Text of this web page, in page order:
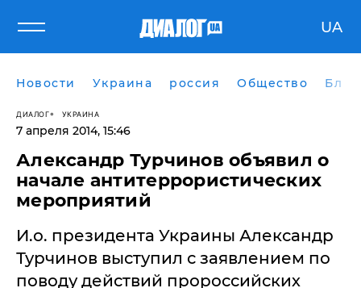
UA
Новости Украина россия Общество
ДИАЛОГ УКРАИНА
7 апреля 2014, 15:46
Александр Турчинов объявил о
начале антитеррористических
мероприятий
И.о. президента Украины Александр
Турчинов выступил с заявлением по
поводу действий пророссийских